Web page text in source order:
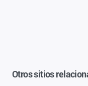
Otros sitios